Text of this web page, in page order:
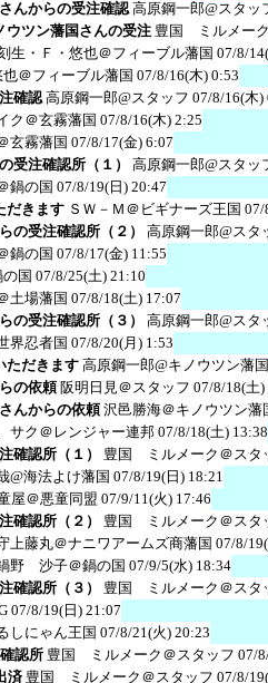
んからの受注確認 高原鋼一郎@スタッ
ウツン藩国さんの受注 豊国 ミルメー
生・Ｆ・悠也＠フィーブル藩国 07/8/
＠フィーブル藩国 07/8/16(木) 0:53
確認 高原鋼一郎@スタッフ 07/8/16(木)
ク＠玄霧藩国 07/8/16(木) 2:25
玄霧藩国 07/8/17(金) 6:07
受注確認所（１）
高原鋼一郎@スタッ
鍋の国 07/8/19(日) 20:47
だきます ＳＷ－Ｍ＠ビギナーズ王国 07/
の受注確認所（２）
高原鋼一郎@スタ
鍋の国 07/8/17(金) 11:55
国 07/8/25(土) 21:10
土場藩国 07/8/18(土) 17:07
の受注確認所（３）
高原鋼一郎@スタ
界忍者国 07/8/20(月) 1:53
ただきます 高原鋼一郎@キノウツン藩国
の依頼 阪明日見＠スタッフ 07/8/18(土)
んからの依頼 沢邑勝海＠キノウツン藩
サク＠レンジャー連邦 07/8/18(土) 13:38
確認所（１）
豊国 ミルメーク＠スタ
@海法よけ藩国 07/8/19(日) 18:21
屋＠悪童同盟 07/9/11(火) 17:46
確認所（２）
豊国 ミルメーク＠スタ
上藤丸＠ナニワアームズ商藩国 07/8/
野 沙子＠鍋の国 07/9/5(水) 18:34
確認所（３）
豊国 ミルメーク＠スタ
07/8/19(日) 21:07
しにゃん王国 07/8/21(火) 20:23
認所 豊国 ミルメーク＠スタッフ 07/
済 豊国 ミルメーク＠スタッフ 07/8/